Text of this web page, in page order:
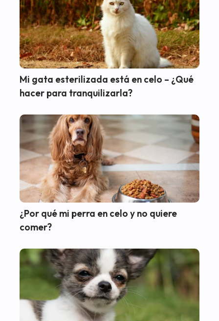
Mi gata esterilizada está en celo – ¿Qué
hacer para tranquilizarla?
¿Por qué mi perra en celo y no quiere
comer?